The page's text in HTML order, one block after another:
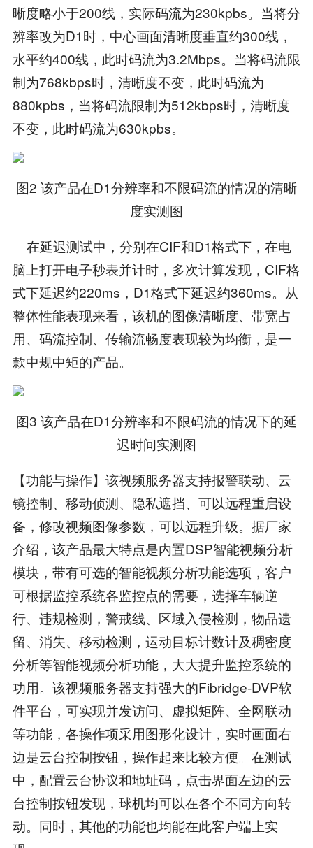
晰度略小于200线，实际码流为230kpbs。当将分
辨率改为D1时，中心画面清晰度垂直约300线，
水平约400线，此时码流为3.2Mbps。当将码流限
制为768kbps时，清晰度不变，此时码流为
880kpbs，当将码流限制为512kbps时，清晰度
不变，此时码流为630kpbs。
图2 该产品在D1分辨率和不限码流的情况的清晰
度实测图
在延迟测试中，分别在CIF和D1格式下，在电
脑上打开电子秒表并计时，多次计算发现，CIF格
式下延迟约220ms，D1格式下延迟约360ms。从
整体性能表现来看，该机的图像清晰度、带宽占
用、码流控制、传输流畅度表现较为均衡，是一
款中规中矩的产品。
图3 该产品在D1分辨率和不限码流的情况下的延
迟时间实测图
【功能与操作】该视频服务器支持报警联动、云
镜控制、移动侦测、隐私遮挡、可以远程重启设
备，修改视频图像参数，可以远程升级。据厂家
介绍，该产品最大特点是内置DSP智能视频分析
模块，带有可选的智能视频分析功能选项，客户
可根据监控系统各监控点的需要，选择车辆逆
行、违规检测，警戒线、区域入侵检测，物品遗
留、消失、移动检测，运动目标计数计及稠密度
分析等智能视频分析功能，大大提升监控系统的
功用。该视频服务器支持强大的Fibridge-DVP软
件平台，可实现并发访问、虚拟矩阵、全网联动
等功能，各操作项采用图形化设计，实时画面右
边是云台控制按钮，操作起来比较方便。在测试
中，配置云台协议和地址码，点击界面左边的云
台控制按钮发现，球机均可以在各个不同方向转
动。同时，其他的功能也均能在此客户端上实